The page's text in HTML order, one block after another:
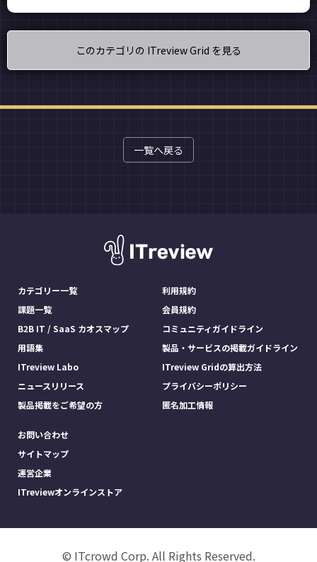
このカテゴリの ITreview Grid を見る
一覧へ戻る
カテゴリー一覧
課題一覧
B2B IT / SaaS カオスマップ
用語集
ITreview Labo
ニュースリリース
製品掲載をご希望の方
利用規約
会員規約
コミュニティガイドライン
製品・サービスの掲載ガイドライン
ITreview Gridの算出方法
プライバシーポリシー
匿名加工情報
お問い合わせ
サイトマップ
運営企業
ITreviewオンラインストア
© ITcrowd Corp. All Rights Reserved.